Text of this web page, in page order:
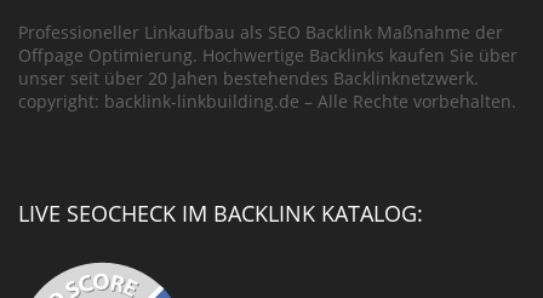
Professioneller Linkaufbau als SEO Backlink Maßnahme der
Offpage Optimierung. Hochwertige Backlinks kaufen Sie über
unser seit über 20 Jahen bestehendes Backlinknetzwerk.
copyright: backlink-linkbuilding.de – Alle Rechte vorbehalten.
LIVE SEOCHECK IM BACKLINK KATALOG: